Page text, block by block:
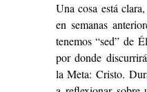
Una cosa está
en semanas
tenemos “sed” de
por donde
la Meta: Cristo.